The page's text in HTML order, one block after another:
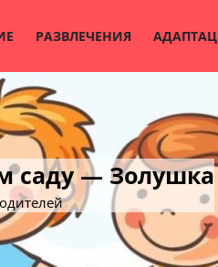
РАЗВЛЕЧЕНИЯ
саду — Золушка